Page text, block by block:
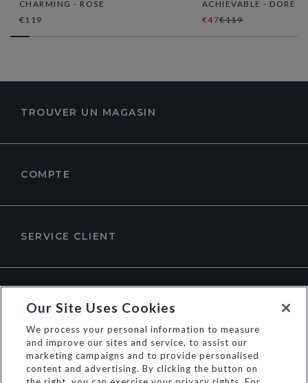
CHARMING - ROSE
€119
ACHIEVABLE - DORÉ
€47€119
TROUVER UN MAGASIN
COMPTE
SERVICE CLIENT
Our Site Uses Cookies
We process your personal information to measure
and improve our sites and service, to assist our
marketing campaigns and to provide personalised
content and advertising. By clicking the button on